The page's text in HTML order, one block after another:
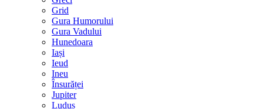
Grid
Gura Humorului
Gura Vadului
Hunedoara
Iași
Ieud
Ineu
Însurăței
Jupiter
Luduș